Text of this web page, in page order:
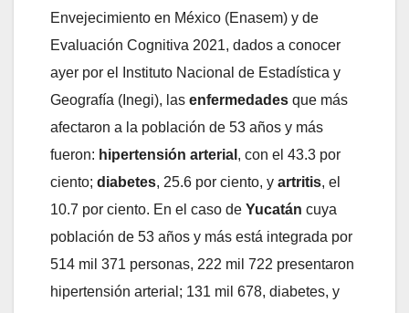
Envejecimiento en México (Enasem) y de
Evaluación Cognitiva 2021, dados a conocer
ayer por el Instituto Nacional de Estadística y
Geografía (Inegi), las enfermedades que más
afectaron a la población de 53 años y más
fueron: hipertensión arterial , con el 43.3 por
ciento; diabetes, 25.6 por ciento, y artritis, el
10.7 por ciento. En el caso de Yucatán cuya
población de 53 años y más está integrada por
514 mil 371 personas, 222 mil 722 presentaron
hipertensión arterial; 131 mil 678, diabetes, y